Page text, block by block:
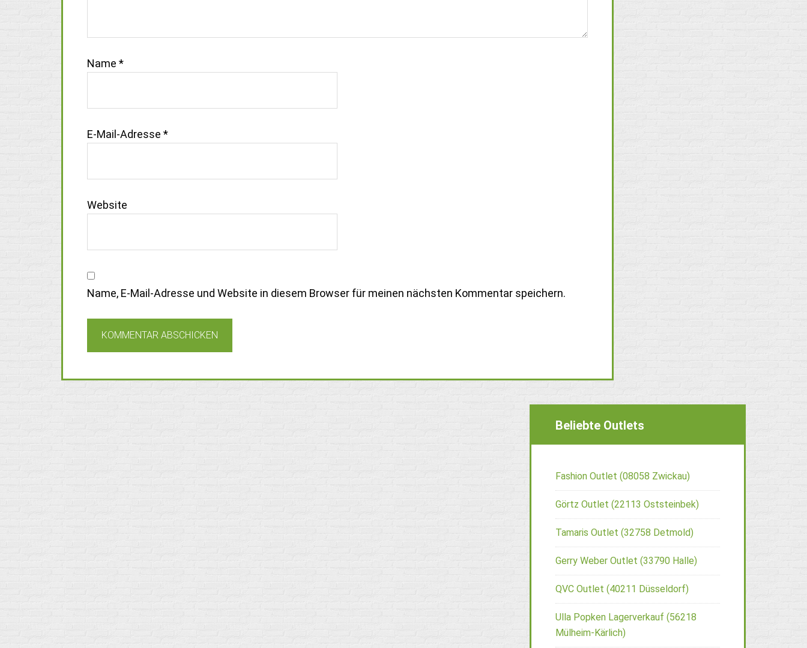
Name *
E-Mail-Adresse *
Website
Name, E-Mail-Adresse und Website in diesem Browser für meinen nächsten Kommentar speichern.
Beliebte Outlets
Fashion Outlet (08058 Zwickau)
Görtz Outlet (22113 Oststeinbek)
Tamaris Outlet (32758 Detmold)
Gerry Weber Outlet (33790 Halle)
QVC Outlet (40211 Düsseldorf)
Ulla Popken Lagerverkauf (56218
Mülheim-Kärlich)